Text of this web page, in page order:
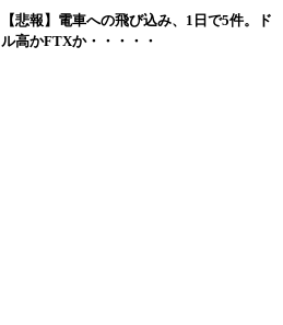
【悲報】電車への飛び込み、1日で5件。ド
ル高かFTXか・・・・・